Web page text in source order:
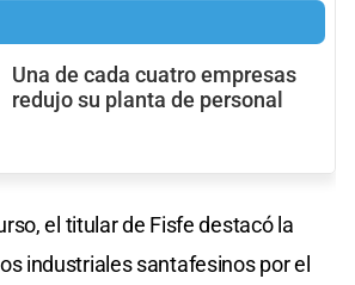
Una de cada cuatro empresas
redujo su planta de personal
el titular de Fisfe destacó la
industriales santafesinos por el